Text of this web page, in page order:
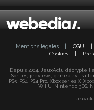
Mentions légales CGU
Cookies
Depuis 2004, JeuxActu décrypte
Sorties, previews, gameplay,
PS5, PS4, PS4 Pro, Xbox series X,
Wii U, Nintendo 3DS,